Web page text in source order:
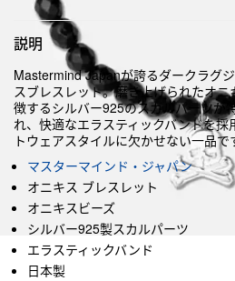
説明
Mastermind Japanが誇るダークラグ
スブレスレット。磨き上げられたオ
徴するシルバー925のスカルパーツが
れ、快適なエラスティックバンドを
トウェアスタイルに欠かせない一品で
マスターマインド・ジャパン
オニキス ブレスレット
オニキスビーズ
シルバー925製スカルパーツ
エラスティックバンド
日本製